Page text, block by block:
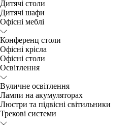
Дитячі столи
Дитячі шафи
Офісні меблі
Конференц столи
Офісні крісла
Офісні столи
Освітлення
Вуличне освітлення
Лампи на акумуляторах
Люстри та підвісні світильники
Трекові системи